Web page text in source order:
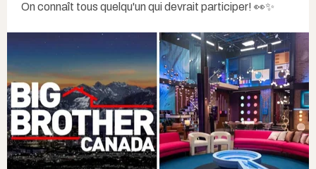
On connaît tous quelqu'un qui devrait participer! 👀✨